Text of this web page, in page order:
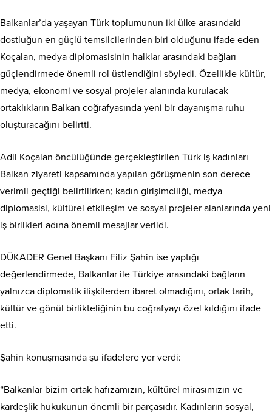
Balkanlar’da yaşayan Türk toplumunun iki ülke arasındaki
dostluğun en güçlü temsilcilerinden biri olduğunu ifade eden
Koçalan, medya diplomasisinin halklar arasındaki bağları
güçlendirmede önemli rol üstlendiğini söyledi. Özellikle kültür,
medya, ekonomi ve sosyal projeler alanında kurulacak
ortaklıkların Balkan coğrafyasında yeni bir dayanışma ruhu
oluşturacağını belirtti.
Adil Koçalan öncülüğünde gerçekleştirilen Türk iş kadınları
Balkan ziyareti kapsamında yapılan görüşmenin son derece
verimli geçtiği belirtilirken; kadın girişimciliği, medya
diplomasisi, kültürel etkileşim ve sosyal projeler alanlarında yeni
iş birlikleri adına önemli mesajlar verildi.
DÜKADER Genel Başkanı Filiz Şahin ise yaptığı
değerlendirmede, Balkanlar ile Türkiye arasındaki bağların
yalnızca diplomatik ilişkilerden ibaret olmadığını, ortak tarih,
kültür ve gönül birlikteliğinin bu coğrafyayı özel kıldığını ifade
etti.
Şahin konuşmasında şu ifadelere yer verdi:
“Balkanlar bizim ortak hafızamızın, kültürel mirasımızın ve
kardeşlik hukukunun önemli bir parçasıdır. Kadınların sosyal,